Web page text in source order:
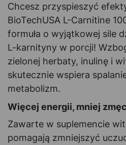
Chcesz przyspieszyć
BioTechUSA L-Carnitine
formuła o wyjątkowej sile
L-karnityny w porcji!
zielonej herbaty, inulinę i
skutecznie wspiera
metabolizm.
Więcej energii, mniej
Zawarte w suplemencie
pomagają zmniejszyć